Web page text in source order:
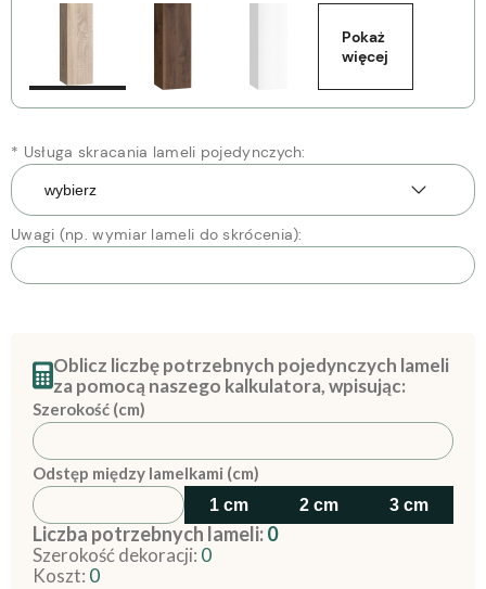
Pokaż
więcej
* Usługa skracania lameli pojedynczych:
Uwagi (np. wymiar lameli do skrócenia):
Oblicz liczbę potrzebnych pojedynczych lameli
za pomocą naszego kalkulatora, wpisując:
Szerokość (cm)
Odstęp między lamelkami (cm)
1 cm 2 cm 3 cm
Liczba potrzebnych lameli:0
Szerokość dekoracji: 0
Koszt: 0